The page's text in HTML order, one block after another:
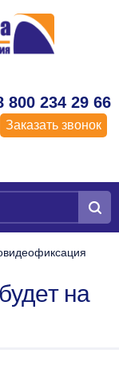
800 234 29 66
Заказать звонок
на